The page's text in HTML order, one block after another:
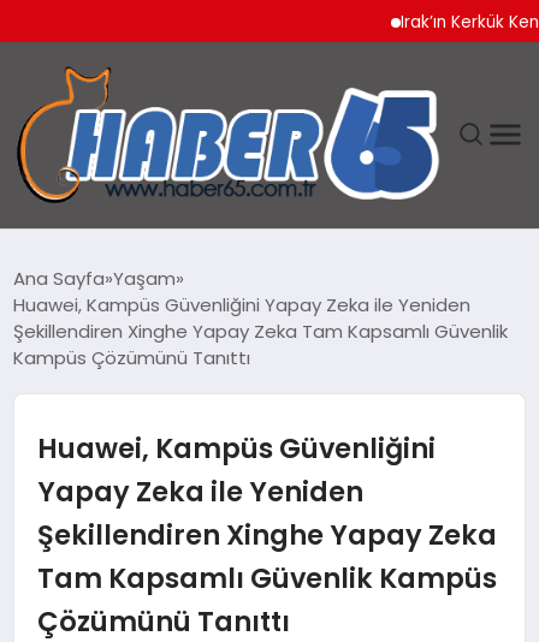
Irak’ın Kerkük
YAŞAM
Ana Sayfa Yaşam
Huawei, Kampüs Güvenliğini Yapay Zeka ile Yeniden
Şekillendiren Xinghe Yapay Zeka Tam Kapsamlı Güvenlik
Kampüs Çözümünü Tanıttı
Huawei, Kampüs Güvenliğini
Yapay Zeka ile Yeniden
Şekillendiren Xinghe Yapay Zeka
Tam Kapsamlı Güvenlik Kampüs
Çözümünü Tanıttı